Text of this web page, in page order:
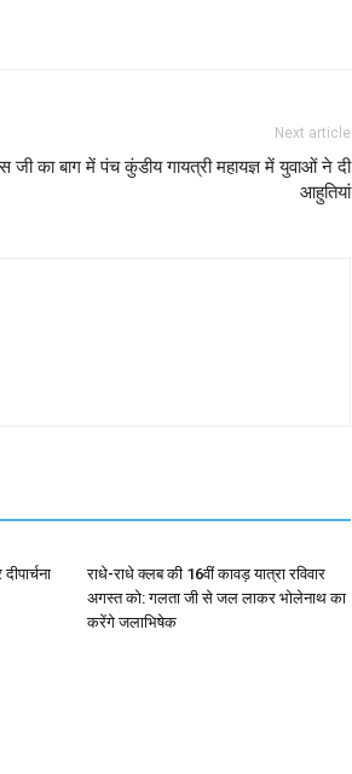
Next article
जी का बाग में पंच कुंडीय गायत्री महायज्ञ में युवाओं ने दी
आहुतियां
राधे-राधे क्लब की 16वीं कावड़ यात्रा रविवार
अगस्त को: गलता जी से जल लाकर भोलेनाथ का
करेंगे जलाभिषेक